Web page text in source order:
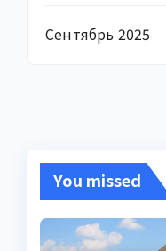
Сентябрь 2025
You missed